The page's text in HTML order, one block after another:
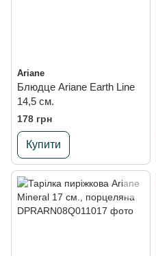
Ariane
Блюдце Ariane Earth Line
14,5 см.
178 грн
Купити